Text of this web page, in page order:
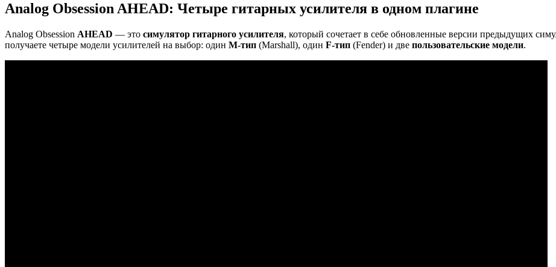
Analog Obsession AHEAD: Четыре гитарных усилителя в одном плагине
Analog Obsession AHEAD — это симулятор гитарного усилителя, который сочетает в себе обновленные версии предыдущих
получаете четыре модели усилителей на выбор: один M-тип (Marshall), один F-тип (Fender) и две пользовательские модели.